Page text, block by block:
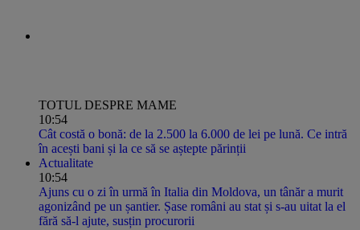
TOTUL DESPRE MAME
10:54
Cât costă o bonă: de la 2.500 la 6.000 de lei pe lună. Ce intră
în acești bani și la ce să se aștepte părinții
Actualitate
10:54
Ajuns cu o zi în urmă în Italia din Moldova, un tânăr a murit
agonizând pe un șantier. Șase români au stat și s-au uitat la el
fără să-l ajute, susțin procurorii